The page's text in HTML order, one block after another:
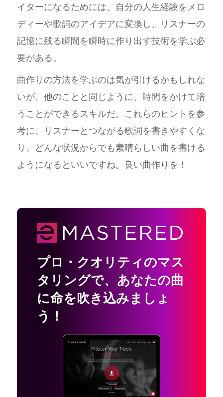
イターになるためには、自分の人生経験をメロ
ディーや歌詞のアイデアに変換し、リスナーの
記憶に残る瞬間を瞬時に作り出す技術を学ぶ必
要がある。
曲作りの方法を学ぶのは気が引けるかもしれな
いが、他のことと同じように、時間をかけて培
うことができるスキルだ。これらのヒントを参
考に、リスナーとつながる歌詞を書きやすくな
り、どんな状況からでも素晴らしい曲を書ける
ようになるといいですね。良い曲作りを！
プロ・クオリティのマス
タリングで、 あなたの曲
に命を吹き込みましょ
う！